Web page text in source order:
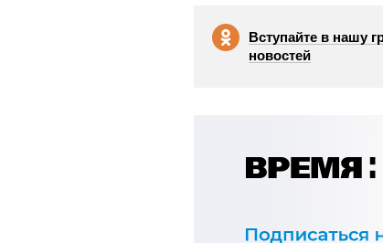
Вступайте в нашу
новостей